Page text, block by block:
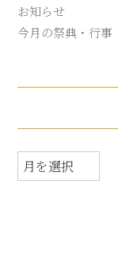
お知らせ
今月の祭典・行事
月
別